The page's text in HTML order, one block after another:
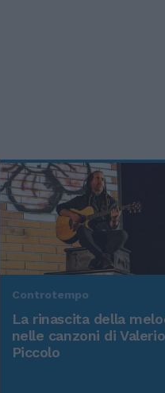
Controtempo
La rinascita della
nelle canzoni di Valerio
Piccolo